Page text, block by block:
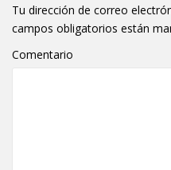
Tu dirección de correo
campos obligatorios están
Comentario